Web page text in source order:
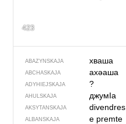
423
ABAZYNSKAJA хваша
ABCHASKAJA ахәаша
ADYHIEJSKAJA ?
AHULSKAJA джумIа
AKSYTANSKAJA divendres
ALBANSKAJA e premte